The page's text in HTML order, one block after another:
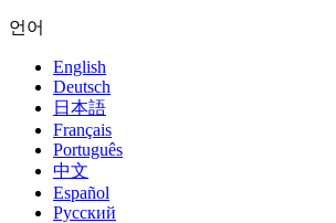
언어
English
Deutsch
日本語
Français
Português
中文
Español
Русский